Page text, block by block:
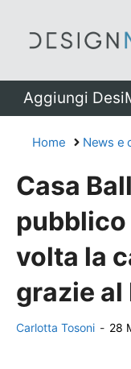
Aggiungi
Home News e
Casa
pubblico
volta la
grazie al
Carlotta Tosoni - 28